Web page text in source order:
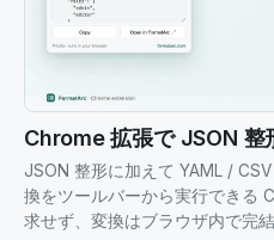
Chrome 拡張で JSON 整
JSON 整形に加えて YAML /
換をツールバーから実行できる
求せず、変換はブラウザ内で完結